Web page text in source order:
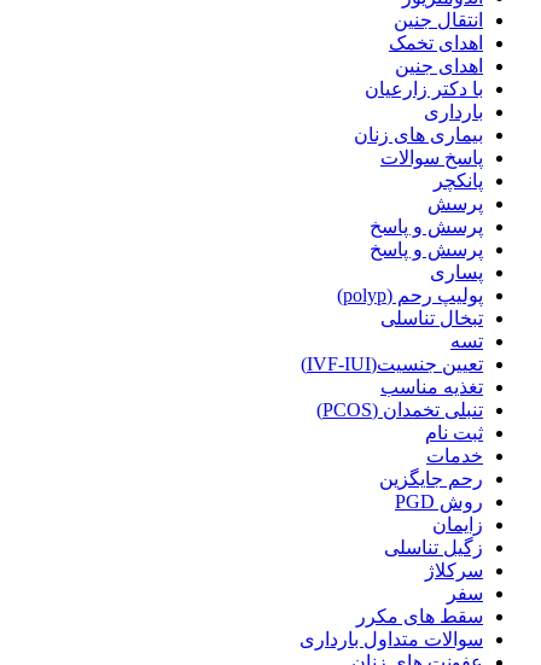
انتقال جنین
اهدای تخمک
اهدای جنین
با دکتر زارعیان
بارداری
بیماری های زنان
پاسخ سوالات
پانکچر
پرسش
پرسش و پاسخ
پرسش و پاسخ
پساری
پولیپ رحم (polyp)
تبخال تناسلی
تسه
تعیین جنسیت(IVF-IUI)
تغذیه مناسب
تنبلی تخمدان (PCOS)
ثبت نام
خدمات
رحم جایگزین
روش PGD
زایمان
زگیل تناسلی
سرکلاژ
سفر
سقط های مکرر
سوالات متداول بارداری